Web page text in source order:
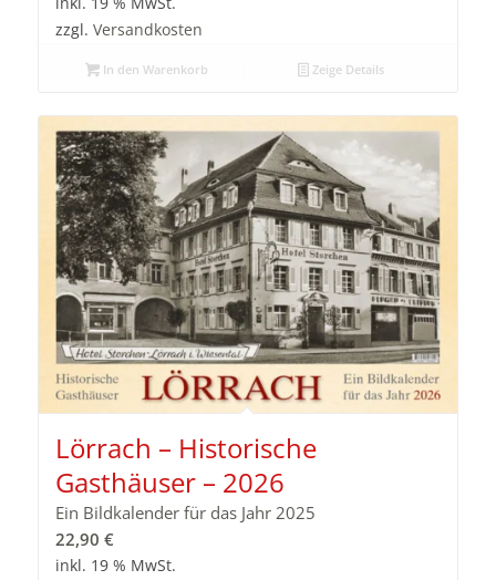
zzgl. Versandkosten
In den Warenkorb Zeige Details
Lörrach – Historische
Gasthäuser – 2026
Ein Bildkalender für das Jahr 2025
22,90 €
inkl. 19 % MwSt.